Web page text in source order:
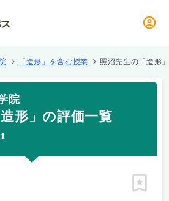
「造形」を含む授業 照沼先生の「造形
院
形」の評価一覧
ピン留